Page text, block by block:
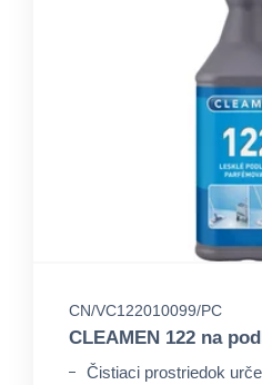
CN/VC122010099/PC
CLEAMEN 122 na
Čistiaci prostriedok